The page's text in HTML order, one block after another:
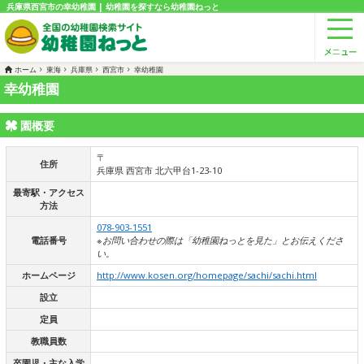
兵庫県西宮市の幸幼稚園 | 幼稚園を探すなら幼稚園ねっと
ホーム 東海 兵庫県 西宮市 幸幼稚園
幸幼稚園
園概要
住所
〒
兵庫県 西宮市 北六甲台1-23-10
最寄駅・アクセス
方法
電話番号
078-903-1551
※お問い合わせの際は「幼稚園ねっとを見た」とお伝えくださ
い。
ホームページ
http://www.kosen.org/homepage/sachi/sachi.html
設立
定員
教職員数